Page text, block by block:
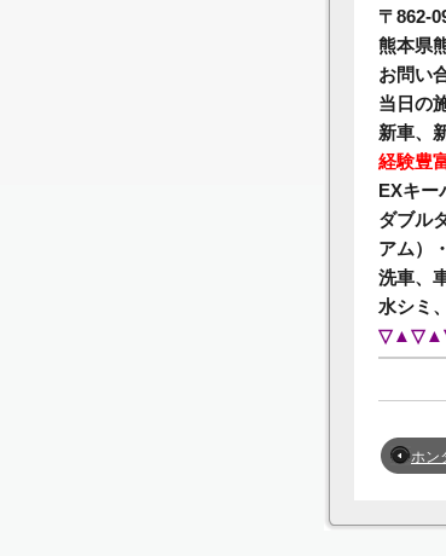
〒862-
熊本県
お問い
当日の
新車、
経験豊
EXキー
ダブル
アム）
洗車、
水シミ
ホンダ・